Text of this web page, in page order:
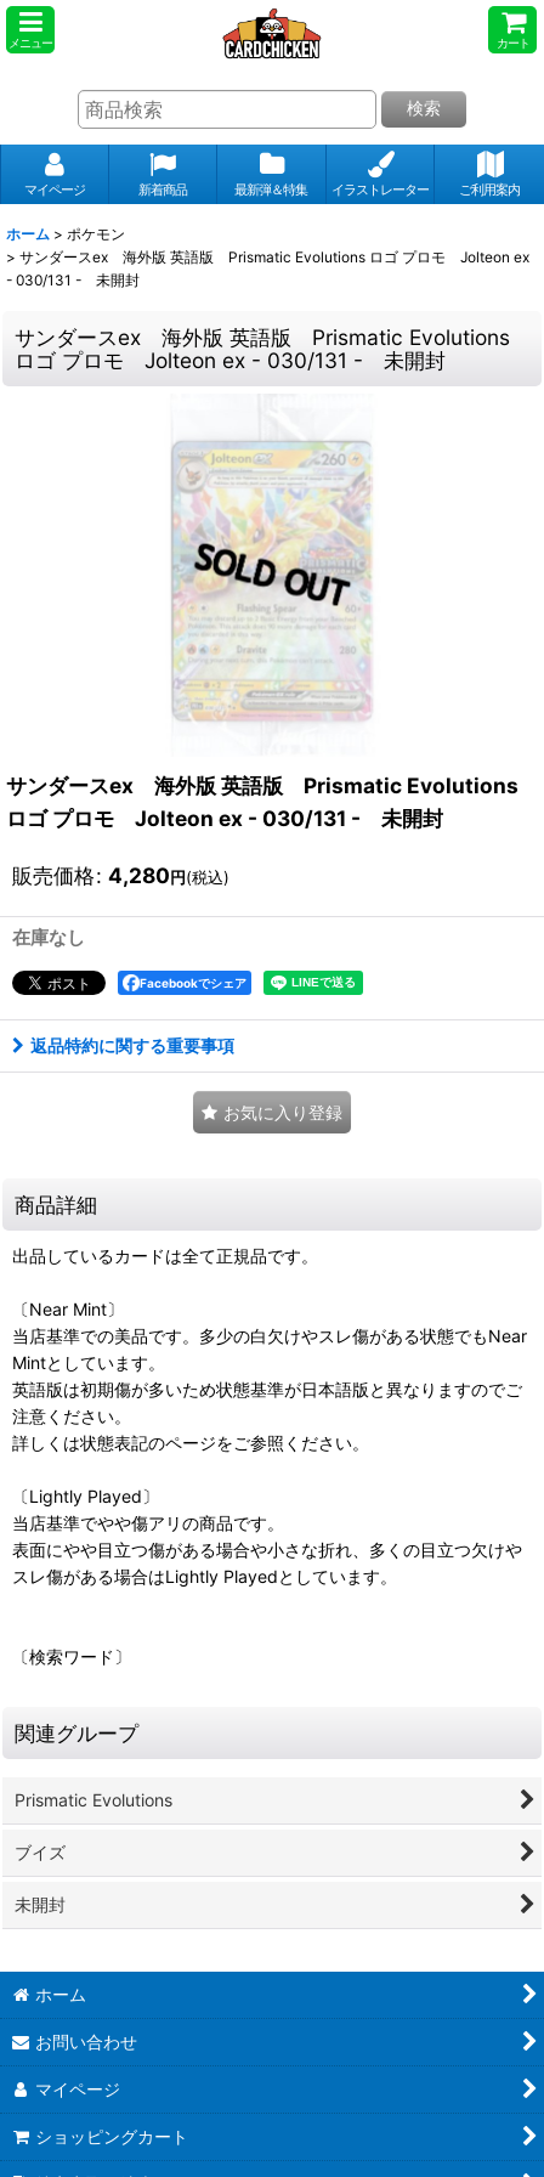
メニュー カート
検索
マイページ 新着商品 最新弾＆特集 イラストレーター ご利用案内
ホーム > ポケモン
> サンダースex 海外版 英語版 Prismatic Evolutions ロゴ プロモ Jolteon ex
- 030/131 - 未開封
サンダースex 海外版 英語版 Prismatic Evolutions
ロゴ プロモ Jolteon ex - 030/131 - 未開封
サンダースex 海外版 英語版 Prismatic Evolutions
ロゴ プロモ Jolteon ex - 030/131 - 未開封
販売価格: 4,280円(税込)
在庫なし
Facebookでシェア
返品特約に関する重要事項
お気に入り登録
商品詳細
出品しているカードは全て正規品です。
〔Near Mint〕
当店基準での美品です。多少の白欠けやスレ傷がある状態でもNear
Mintとしています。
英語版は初期傷が多いため状態基準が日本語版と異なりますのでご
注意ください。
詳しくは状態表記のページをご参照ください。
〔Lightly Played〕
当店基準でやや傷アリの商品です。
表面にやや目立つ傷がある場合や小さな折れ、多くの目立つ欠けや
スレ傷がある場合はLightly Playedとしています。
〔検索ワード〕
関連グループ
Prismatic Evolutions
ブイズ
未開封
ホーム
お問い合わせ
マイページ
ショッピングカート